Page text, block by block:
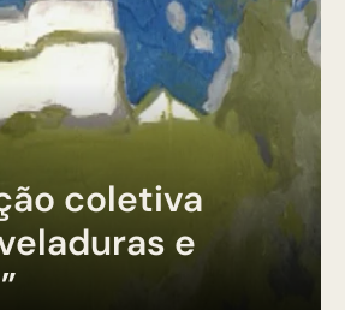
coletiva
e